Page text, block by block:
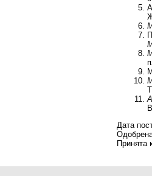
Дата
Принята